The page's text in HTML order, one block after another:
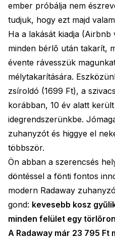
ember próbálja nem
tudjuk, hogy ezt majd
Ha a lakását kiadja
minden bérlő után takarít,
évente rávesszük
mélytakarítására.
zsíroldó (1699 Ft), a
korábban, 10 év alatt
idegrendszerünkbe.
zuhanyzót és higgye el
többször.
Ön abban a szerencsés
döntéssel a fönti fontos
modern Radaway
gond: kevesebb kosz
minden felület egy
A Radaway már 23 795 Ft